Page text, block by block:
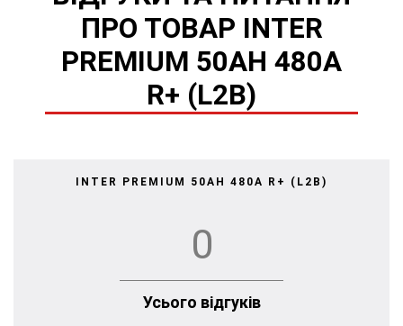
ПРО ТОВАР INTER
PREMIUM 50AH 480A
R+ (L2B)
INTER PREMIUM 50AH 480A R+ (L2B)
0
Усього відгуків